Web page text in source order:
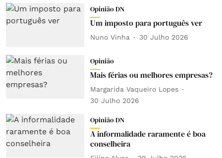
Opinião DN
Um imposto para português ver
Nuno Vinha 30 Julho 2026
Opinião
Mais férias ou melhores empresas?
Margarida Vaqueiro Lopes
30 Julho 2026
Opinião DN
A informalidade raramente é boa
conselheira